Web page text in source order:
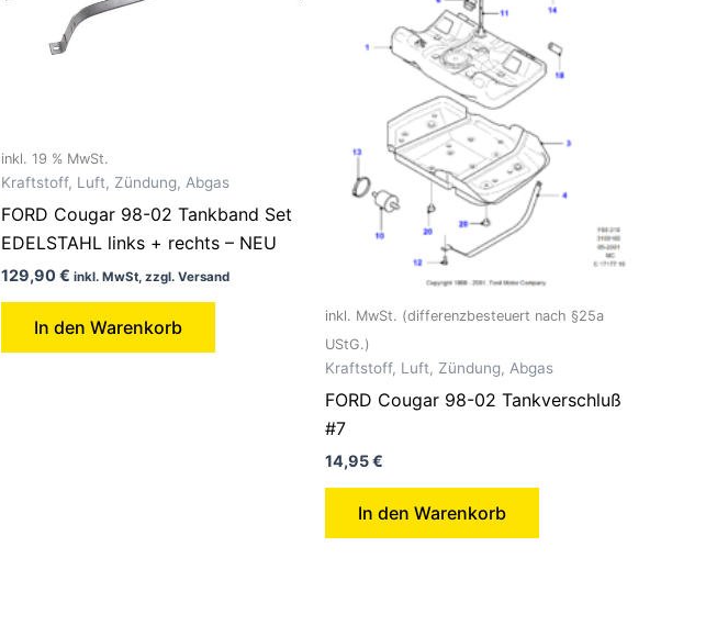
inkl. 19 % MwSt.
Kraftstoff, Luft, Zündung, Abgas
FORD Cougar 98-02 Tankband Set
EDELSTAHL links + rechts – NEU
129,90€ inkl. MwSt, zzgl. Versand
In den Warenkorb
inkl. MwSt. (differenzbesteuert nach §25a
UStG.)
Kraftstoff, Luft, Zündung, Abgas
FORD Cougar 98-02 Tankverschluß
#7
14,95€
In den Warenkorb